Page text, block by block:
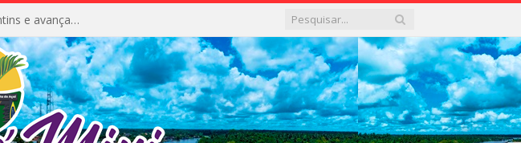
Igarapé-Miri conquista o melhor IDEB do Baixo Tocantins e avança na qualidade da educação pública